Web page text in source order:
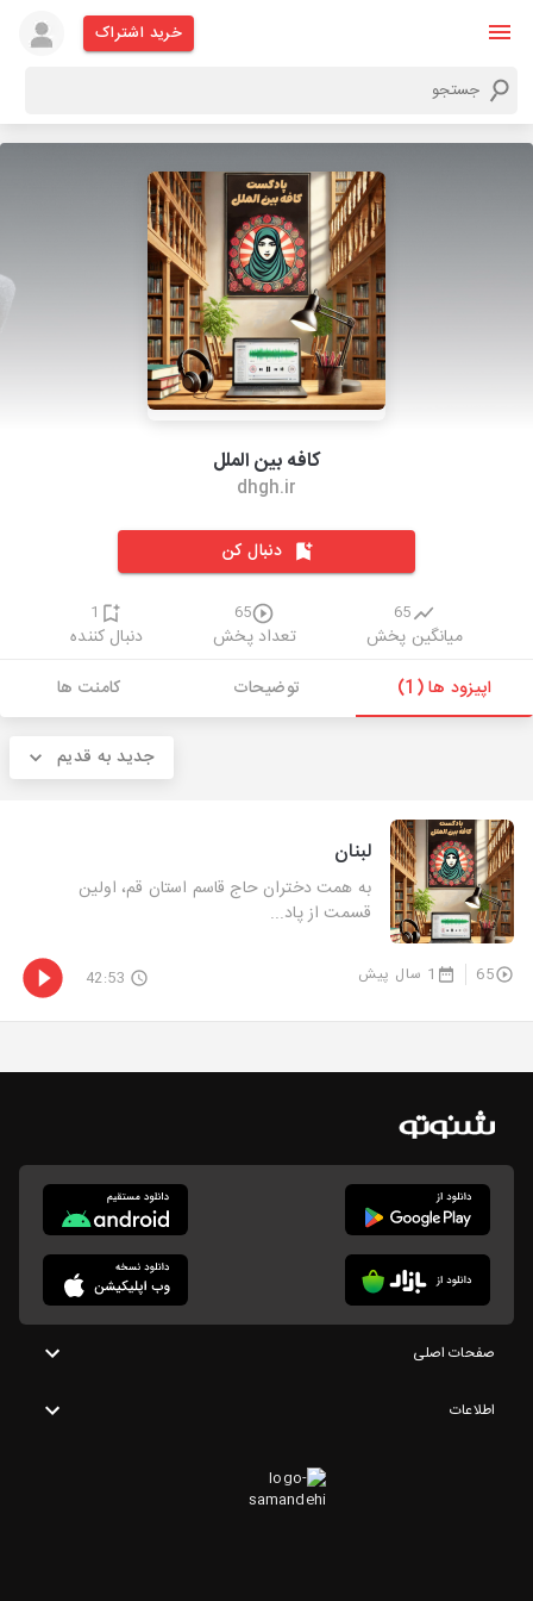
خرید اشتراک
کافه بین الملل
dhgh.ir
دنبال کن
65
میانگین پخش
65
تعداد پخش
1
دنبال کننده
اپیزود ها (1)
توضیحات کامنت ها
جدید به قدیم
لبنان
به همت دختران حاج قاسم استان قم، اولین
قسمت از پاد...
65 1 سال پیش 42:53
صفحات اصلی
اطلاعات